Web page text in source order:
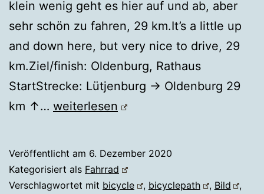
klein wenig geht es hier auf und ab, aber
sehr schön zu fahren, 29 km.It’s a little up
and down here, but very nice to drive, 29
km.Ziel/finish: Oldenburg, Rathaus
StartStrecke: Lütjenburg → Oldenburg 29
km ↑… LÜTJENBURG
via
Weißenhäuser
weiterlesen
Veröffentlicht am 6. Dezember 2020
Kategorisiert als Fahrrad
Verschlagwortet mit bicycle , bicyclepath , Bild
,